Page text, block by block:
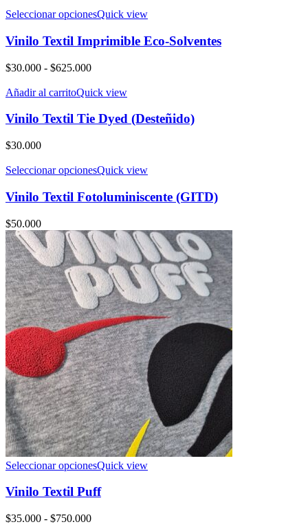
Seleccionar opcionesQuick view
Vinilo Textil Imprimible Eco-Solventes
$30.000 - $625.000Rango
precios:
$30.000
hasta
Añadir al carritoQuick view
Vinilo Textil Tie Dyed (Desteñido)
$30.000
Seleccionar opcionesQuick view
Vinilo Textil Fotoluminiscente (GITD)
$50.000
Seleccionar opcionesQuick view
Vinilo Textil Puff
$35.000 - $750.000Rango